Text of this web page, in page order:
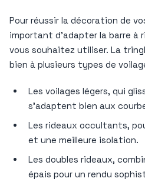
Pour réussir la décoration de
important d’adapter la barre à
vous souhaitez utiliser. La
bien à plusieurs types de
Les voilages légers, qui
s’adaptent bien aux
Les rideaux occultants,
et une meilleure isolation.
Les doubles rideaux,
épais pour un rendu